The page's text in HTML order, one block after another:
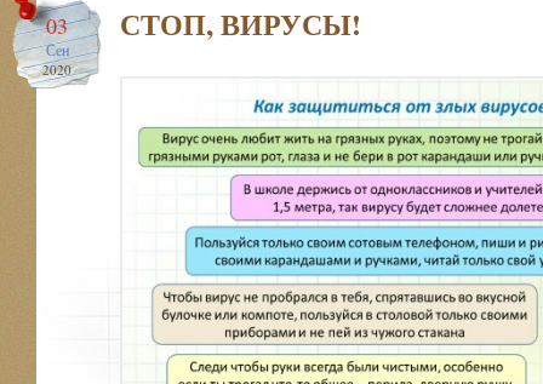
03
Сен
2020
СТОП, ВИРУСЫ!